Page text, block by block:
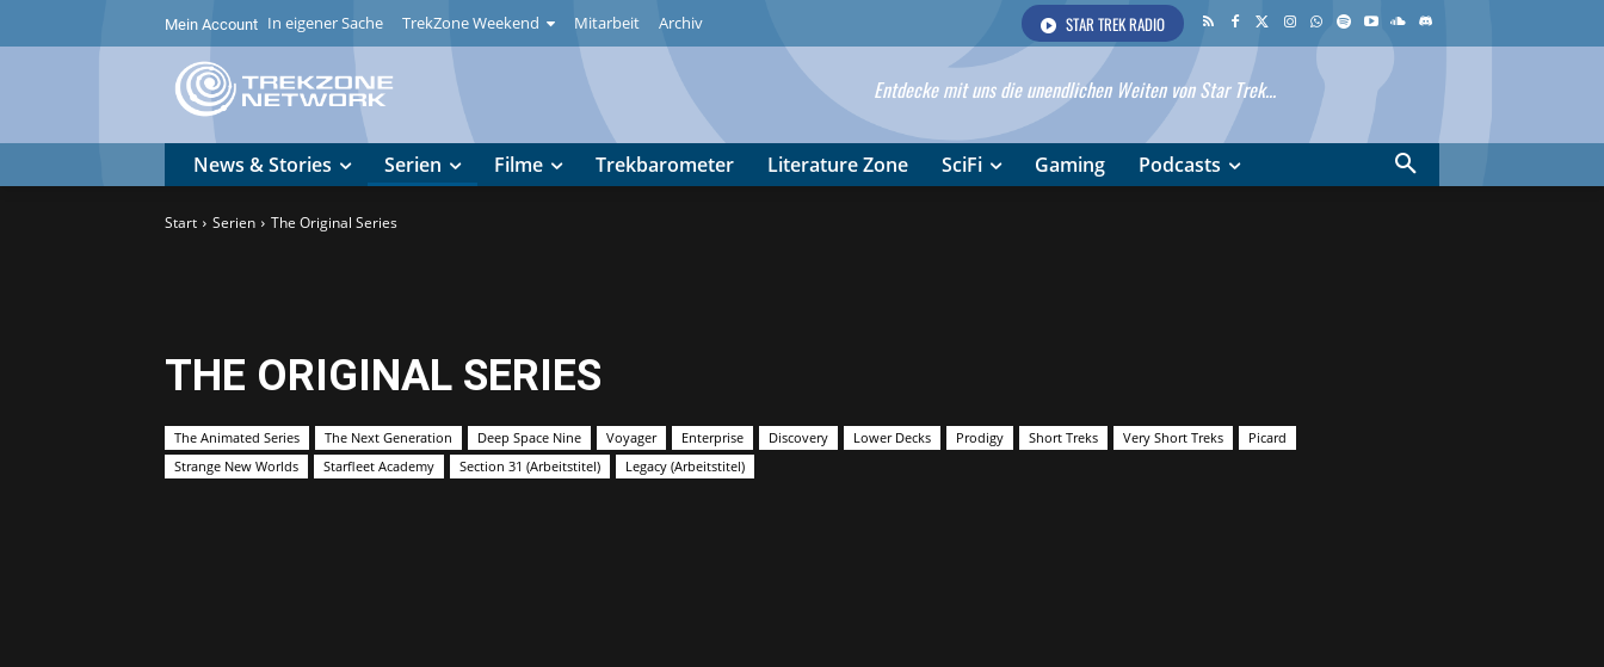
Mein Account In eigener Sache TrekZone Weekend Mitarbeit Archiv STAR TREK RADIO
Entdecke mit uns die unendlichen Weiten von Star Trek...
News & Stories Serien Filme Trekbarometer Literature Zone SciFi Gaming Podcasts
Start Serien The Original Series
THE ORIGINAL SERIES
The Animated Series The Next Generation Deep Space Nine Voyager Enterprise Discovery Lower Decks Prodigy Short Treks Very Short Treks
Picard
Strange New Worlds
Starfleet Academy Section 31 (Arbeitstitel) Legacy (Arbeitstitel)